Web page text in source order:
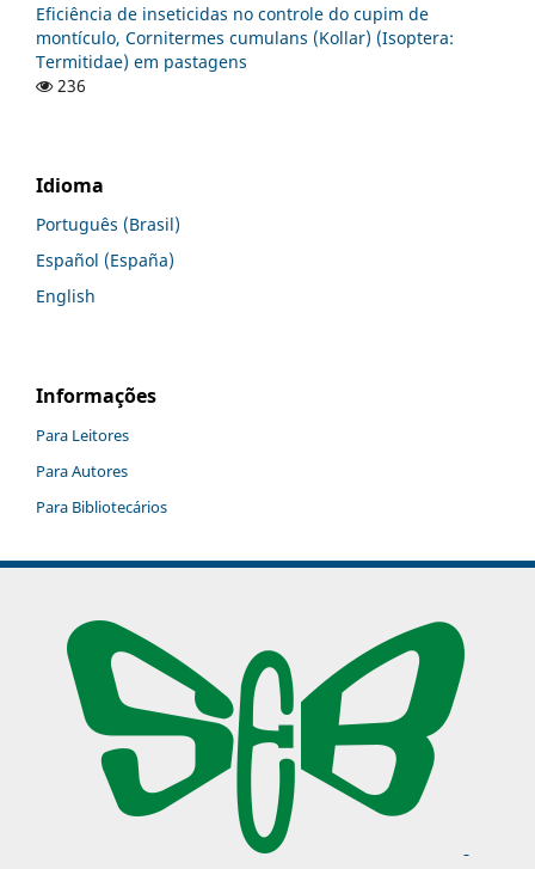
Eficiência de inseticidas no controle do cupim de
montículo, Cornitermes cumulans (Kollar) (Isoptera:
Termitidae) em pastagens
236
Idioma
Português (Brasil)
Español (España)
English
Informações
Para Leitores
Para Autores
Para Bibliotecários